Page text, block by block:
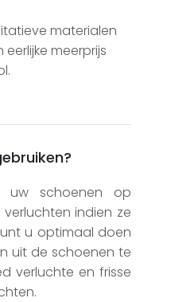
materialen
eerlijke meerprijs
uw schoenen op
verluchten indien ze
u optimaal doen
uit de schoenen te
verluchte en frisse